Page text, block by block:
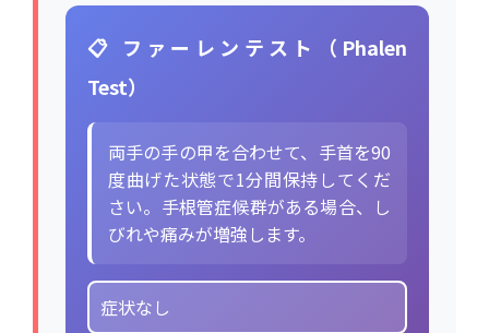
📋 ファーレンテスト（Phalen
Test）
両手の手の甲を合わせて、手首を90
度曲げた状態で1分間保持してくだ
さい。手根管症候群がある場合、し
びれや痛みが増強します。
症状なし